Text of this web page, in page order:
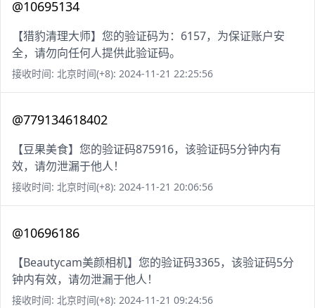
@10695134
【猎豹清理大师】您的验证码为：6157，为保证账户安
全，请勿向任何人提供此验证码。
接收时间: 北京时间(+8): 2024-11-21 22:25:56
@779134618402
【豆果美食】您的验证码875916，该验证码5分钟内有
效，请勿泄漏于他人！
接收时间: 北京时间(+8): 2024-11-21 20:06:56
@10696186
【Beautycam美颜相机】您的验证码3365，该验证码5分
钟内有效，请勿泄漏于他人！
接收时间: 北京时间(+8): 2024-11-21 09:24:56